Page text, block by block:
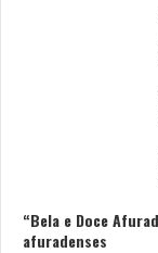
“Bela e Doce
afuradenses